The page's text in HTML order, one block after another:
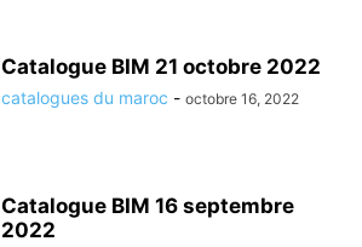
Catalogue BIM 21 octobre 2022
catalogues du maroc - octobre 16, 2022
Catalogue BIM 16 septembre
2022